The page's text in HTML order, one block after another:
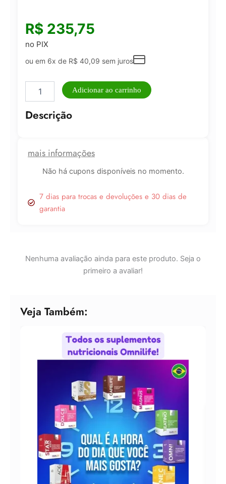
mais informações
Não há cupons disponíveis no momento.
7 dias para trocas e devoluções e 30 dias de
garantia
R$ 235,75
no PIX
ou em 6x de R$ 40,09 sem juros
Evolução
–
Limpeza
Organismo
Adicionar ao carrinho
Descrição
Nenhuma avaliação ainda para este produto. Seja o
primeiro a avaliar!
Veja Também: